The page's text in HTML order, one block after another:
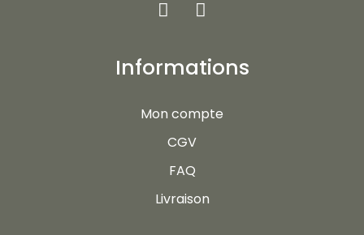
Informations
Mon compte
CGV
FAQ
Livraison